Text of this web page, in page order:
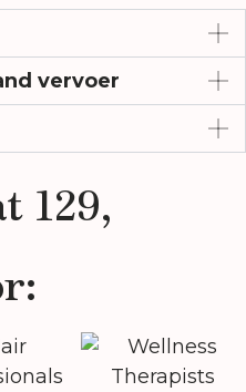
vervoer
129,